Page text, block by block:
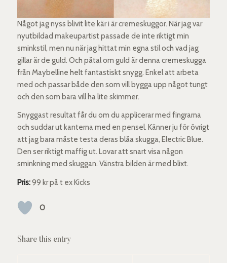
Något jag nyss blivit lite kär i är cremeskuggor. När jag var
nyutbildad makeupartist passade de inte riktigt min
sminkstil, men nu när jag hittat min egna stil och vad jag
gillar är de guld. Och påtal om guld är denna cremeskugga
från Maybelline helt fantastiskt snygg. Enkel att arbeta
med och passar både den som vill bygga upp något tungt
och den som bara vill ha lite skimmer.
Snyggast resultat får du om du applicerar med fingrarna
och suddar ut kanterna med en pensel. Känner ju för övrigt
att jag bara måste testa deras blåa skugga, Electric Blue.
Den ser riktigt maffig ut. Lovar att snart visa någon
sminkning med skuggan. Vänstra bilden är med blixt.
Pris:99 kr på t ex Kicks
0
Share this entry